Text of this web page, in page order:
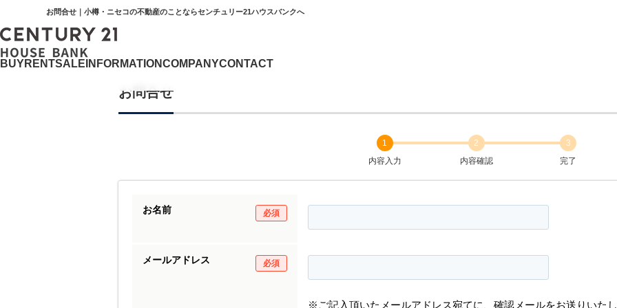
お問合せ｜小樽・ニセコの不動産のことならセンチュリー21ハウスバンクへ
BUYRENTSALE INFORMATIONCOMPANYCONTACT
お問合せ
1
内容入力
2
内容確認
3
完了
お名前 必須
メールアドレス 必須
※ご記入頂いたメールアドレス宛てに、確認メールをお送りいたし